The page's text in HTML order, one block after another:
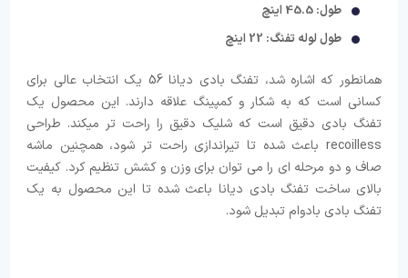
طول: 45.5 اینچ
طول لوله تفنگ: 22 اینچ
همانطور که اشاره شد، تفنگ بادی دیانا 56 یک انتخاب عالی برای
کسانی است که به شکار و کمپینگ علاقه دارند. این محصول یک
تفنگ بادی دقیق است که شلیک دقیق را راحت تر میکند. طراحی
recoilless باعث شده تا تیراندازی راحت تر شود، همچنین ماشه
صاف و دو مرحله ای را می توان برای وزن و کشش تنظیم کرد. کیفیت
بالای ساخت تفنگ بادی دیانا باعث شده تا این محصول به یک
تفنگ بادی بادوام تبدیل شود.